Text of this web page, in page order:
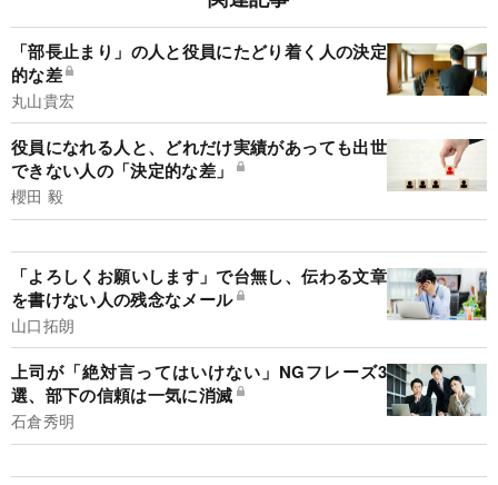
「部長止まり」の人と役員にたどり着く人の決定
的な差
丸山貴宏
役員になれる人と、どれだけ実績があっても出世
できない人の「決定的な差」
櫻田 毅
「よろしくお願いします」で台無し、伝わる文章
を書けない人の残念なメール
山口拓朗
上司が「絶対言ってはいけない」NGフレーズ3
選、部下の信頼は一気に消滅
石倉秀明